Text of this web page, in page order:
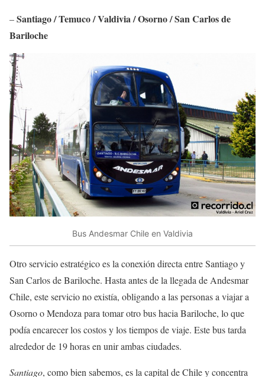
–Santiago / Temuco / Valdivia / Osorno / San Carlos de
Bariloche
Bus Andesmar Chile en Valdivia
Otro servicio estratégico es la conexión directa entre Santiago y
San Carlos de Bariloche. Hasta antes de la llegada de Andesmar
Chile, este servicio no existía, obligando a las personas a viajar a
Osorno o Mendoza para tomar otro bus hacia Bariloche, lo que
podía encarecer los costos y los tiempos de viaje. Este bus tarda
alrededor de 19 horas en unir ambas ciudades.
Santiago, como bien sabemos, es la capital de Chile y concentra